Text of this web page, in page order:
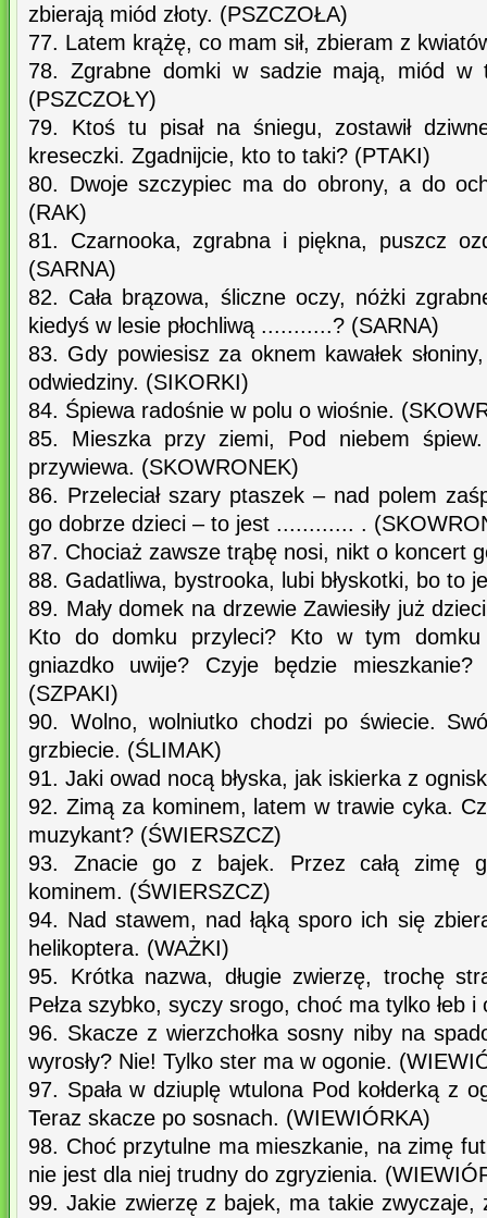
zbierają miód złoty. (PSZCZOŁA)
77. Latem krążę, co mam sił, zbieram z
78. Zgrabne domki w sadzie mają, miód w
(PSZCZOŁY)
79. Ktoś tu pisał na śniegu, zostawił
kreseczki. Zgadnijcie, kto to taki? (PTAKI)
80. Dwoje szczypiec ma do obrony, a do
(RAK)
81. Czarnooka, zgrabna i piękna, puszcz
(SARNA)
82. Cała brązowa, śliczne oczy, nóżki
kiedyś w lesie płochliwą ...........? (SARNA)
83. Gdy powiesisz za oknem kawałek
odwiedziny. (SIKORKI)
84. Śpiewa radośnie w polu o wiośnie.
85. Mieszka przy ziemi, Pod niebem
przywiewa. (SKOWRONEK)
86. Przeleciał szary ptaszek – nad polem
go dobrze dzieci – to jest ............ .
87. Chociaż zawsze trąbę nosi, nikt o koncert
88. Gadatliwa, bystrooka, lubi błyskotki, bo to
89. Mały domek na drzewie Zawiesiły już
Kto do domku przyleci? Kto w tym
gniazdko uwije? Czyje będzie
(SZPAKI)
90. Wolno, wolniutko chodzi po świecie.
grzbiecie. (ŚLIMAK)
91. Jaki owad nocą błyska, jak iskierka z
92. Zimą za kominem, latem w trawie cyka.
muzykant? (ŚWIERSZCZ)
93. Znacie go z bajek. Przez całą zimę
kominem. (ŚWIERSZCZ)
94. Nad stawem, nad łąką sporo ich się
helikoptera. (WAŻKI)
95. Krótka nazwa, długie zwierzę, trochę
Pełza szybko, syczy srogo, choć ma tylko łeb i
96. Skacze z wierzchołka sosny niby na
wyrosły? Nie! Tylko ster ma w ogonie.
97. Spała w dziuplę wtulona Pod kołderką z
Teraz skacze po sosnach. (WIEWIÓRKA)
98. Choć przytulne ma mieszkanie, na zimę
nie jest dla niej trudny do zgryzienia.
99. Jakie zwierzę z bajek, ma takie zwyczaje,